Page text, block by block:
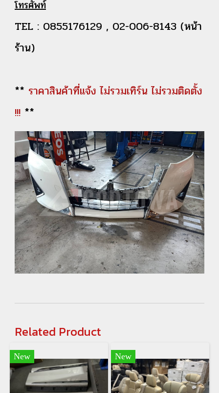
โทรศัพท์
TEL : 0855176129 , 02-006-8143 (หน้า
ร้าน)
** ราคาสินค้าที่แจ้ง ไม่รวมเทิร์น ไม่รวมติดตั้ง
!!! **
Related Product
New New